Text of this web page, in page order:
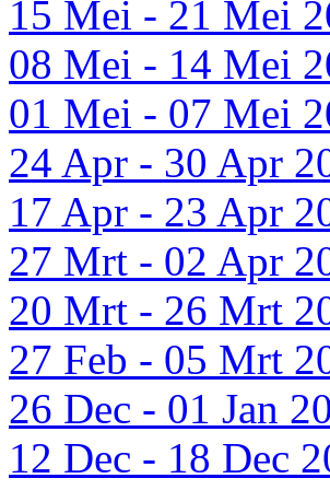
15 Mei - 21 Mei
08 Mei - 14 Mei
01 Mei - 07 Mei
24 Apr - 30 Apr
17 Apr - 23 Apr
27 Mrt - 02 Apr
20 Mrt - 26 Mrt
27 Feb - 05 Mrt
26 Dec - 01 Jan
12 Dec - 18 Dec